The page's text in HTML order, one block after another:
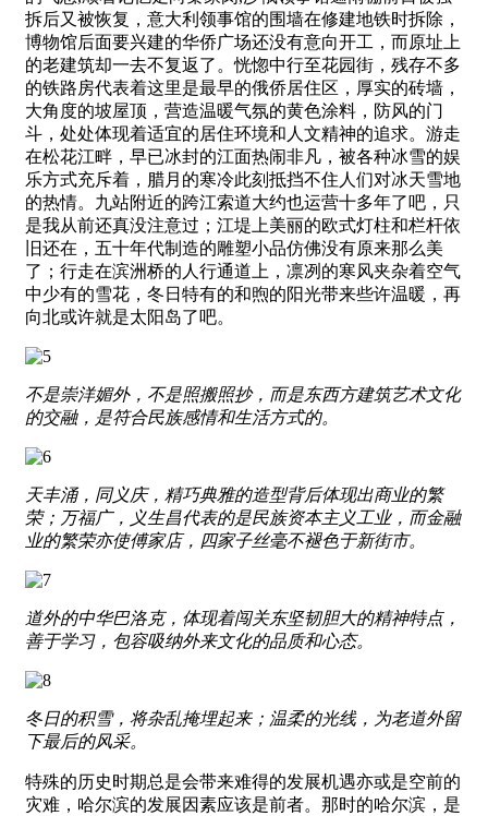
拆后又被恢复，意大利领事馆的围墙在修建地铁时拆除，
博物馆后面要兴建的华侨广场还没有意向开工，而原址上
的老建筑却一去不复返了。恍惚中行至花园街，残存不多
的铁路房代表着这里是最早的俄侨居住区，厚实的砖墙，
大角度的坡屋顶，营造温暖气氛的黄色涂料，防风的门
斗，处处体现着适宜的居住环境和人文精神的追求。游走
在松花江畔，早已冰封的江面热闹非凡，被各种冰雪的娱
乐方式充斥着，腊月的寒冷此刻抵挡不住人们对冰天雪地
的热情。九站附近的跨江索道大约也运营十多年了吧，只
是我从前还真没注意过；江堤上美丽的欧式灯柱和栏杆依
旧还在，五十年代制造的雕塑小品仿佛没有原来那么美
了；行走在滨洲桥的人行通道上，凛冽的寒风夹杂着空气
中少有的雪花，冬日特有的和煦的阳光带来些许温暖，再
向北或许就是太阳岛了吧。
不是崇洋媚外，不是照搬照抄，而是东西方建筑艺术文化
的交融，是符合民族感情和生活方式的。
天丰涌，同义庆，精巧典雅的造型背后体现出商业的繁
荣；万福广，义生昌代表的是民族资本主义工业，而金融
业的繁荣亦使傅家店，四家子丝毫不褪色于新街市。
道外的中华巴洛克，体现着闯关东坚韧胆大的精神特点，
善于学习，包容吸纳外来文化的品质和心态。
冬日的积雪，将杂乱掩埋起来；温柔的光线，为老道外留
下最后的风采。
特殊的历史时期总是会带来难得的发展机遇亦或是空前的
灾难，哈尔滨的发展因素应该是前者。那时的哈尔滨，是